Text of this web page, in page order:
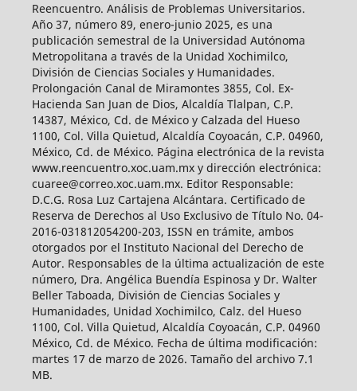
Reencuentro. Análisis de Problemas Universitarios.
Año 37, número 89, enero-junio 2025, es una
publicación semestral de la Universidad Autónoma
Metropolitana a través de la Unidad Xochimilco,
División de Ciencias Sociales y Humanidades.
Prolongación Canal de Miramontes 3855, Col. Ex-
Hacienda San Juan de Dios, Alcaldía Tlalpan, C.P.
14387, México, Cd. de México y Calzada del Hueso
1100, Col. Villa Quietud, Alcaldía Coyoacán, C.P. 04960,
México, Cd. de México. Página electrónica de la revista
www.reencuentro.xoc.uam.mx y dirección electrónica:
cuaree@correo.xoc.uam.mx. Editor Responsable:
D.C.G. Rosa Luz Cartajena Alcántara. Certificado de
Reserva de Derechos al Uso Exclusivo de Título No. 04-
2016-031812054200-203, ISSN en trámite, ambos
otorgados por el Instituto Nacional del Derecho de
Autor. Responsables de la última actualización de este
número, Dra. Angélica Buendía Espinosa y Dr. Walter
Beller Taboada, División de Ciencias Sociales y
Humanidades, Unidad Xochimilco, Calz. del Hueso
1100, Col. Villa Quietud, Alcaldía Coyoacán, C.P. 04960
México, Cd. de México. Fecha de última modificación:
martes 17 de marzo de 2026. Tamaño del archivo 7.1
MB.